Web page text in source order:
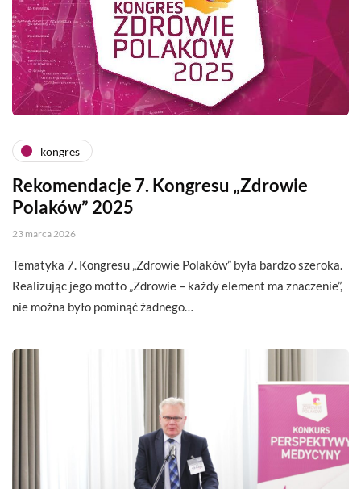
kongres
Rekomendacje 7. Kongresu „Zdrowie
Polaków” 2025
23 marca 2026
Tematyka 7. Kongresu „Zdrowie Polaków” była bardzo szeroka.
Realizując jego motto „Zdrowie – każdy element ma znaczenie”,
nie można było pominąć żadnego…